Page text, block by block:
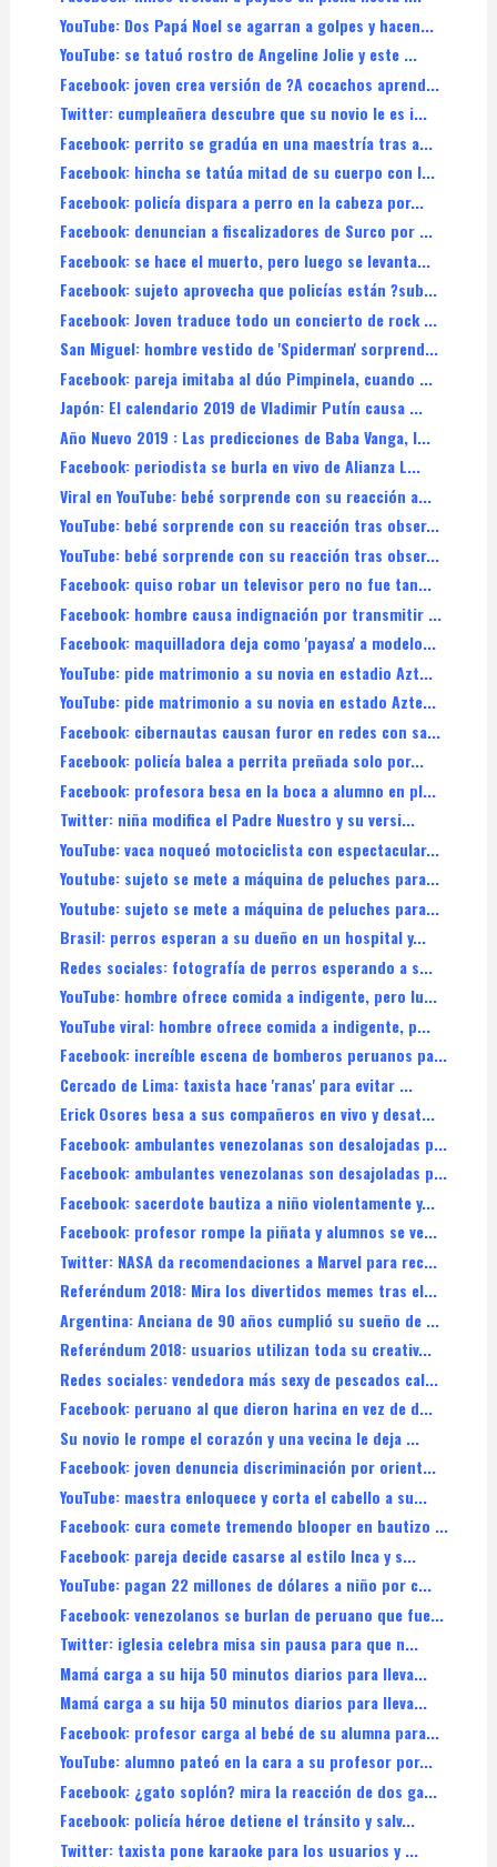
YouTube: Dos Papá Noel se agarran a golpes y hacen...
YouTube: se tatuó rostro de Angeline Jolie y este ...
Facebook: joven crea versión de ?A cocachos aprend...
Twitter: cumpleañera descubre que su novio le es i...
Facebook: perrito se gradúa en una maestría tras a...
Facebook: hincha se tatúa mitad de su cuerpo con l...
Facebook: policía dispara a perro en la cabeza por...
Facebook: denuncian a fiscalizadores de Surco por ...
Facebook: se hace el muerto, pero luego se levanta...
Facebook: sujeto aprovecha que policías están ?sub...
Facebook: Joven traduce todo un concierto de rock ...
San Miguel: hombre vestido de 'Spiderman' sorprend...
Facebook: pareja imitaba al dúo Pimpinela, cuando ...
Japón: El calendario 2019 de Vladimir Putín causa ...
Año Nuevo 2019 : Las predicciones de Baba Vanga, l...
Facebook: periodista se burla en vivo de Alianza L...
Viral en YouTube: bebé sorprende con su reacción a...
YouTube: bebé sorprende con su reacción tras obser...
YouTube: bebé sorprende con su reacción tras obser...
Facebook: quiso robar un televisor pero no fue tan...
Facebook: hombre causa indignación por transmitir ...
Facebook: maquilladora deja como 'payasa' a modelo...
YouTube: pide matrimonio a su novia en estadio Azt...
YouTube: pide matrimonio a su novia en estado Azte...
Facebook: cibernautas causan furor en redes con sa...
Facebook: policía balea a perrita preñada solo por...
Facebook: profesora besa en la boca a alumno en pl...
Twitter: niña modifica el Padre Nuestro y su versi...
YouTube: vaca noqueó motociclista con espectacular...
Youtube: sujeto se mete a máquina de peluches para...
Youtube: sujeto se mete a máquina de peluches para...
Brasil: perros esperan a su dueño en un hospital y...
Redes sociales: fotografía de perros esperando a s...
YouTube: hombre ofrece comida a indigente, pero lu...
YouTube viral: hombre ofrece comida a indigente, p...
Facebook: increíble escena de bomberos peruanos pa...
Cercado de Lima: taxista hace 'ranas' para evitar ...
Erick Osores besa a sus compañeros en vivo y desat...
Facebook: ambulantes venezolanas son desalojadas p...
Facebook: ambulantes venezolanas son desajoladas p...
Facebook: sacerdote bautiza a niño violentamente y...
Facebook: profesor rompe la piñata y alumnos se ve...
Twitter: NASA da recomendaciones a Marvel para rec...
Referéndum 2018: Mira los divertidos memes tras el...
Argentina: Anciana de 90 años cumplió su sueño de ...
Referéndum 2018: usuarios utilizan toda su creativ...
Redes sociales: vendedora más sexy de pescados cal...
Facebook: peruano al que dieron harina en vez de d...
Su novio le rompe el corazón y una vecina le deja ...
Facebook: joven denuncia discriminación por orient...
YouTube: maestra enloquece y corta el cabello a su...
Facebook: cura comete tremendo blooper en bautizo ...
Facebook: pareja decide casarse al estilo Inca y s...
YouTube: pagan 22 millones de dólares a niño por c...
Facebook: venezolanos se burlan de peruano que fue...
Twitter: iglesia celebra misa sin pausa para que n...
Mamá carga a su hija 50 minutos diarios para lleva...
Mamá carga a su hija 50 minutos diarios para lleva...
Facebook: profesor carga al bebé de su alumna para...
YouTube: alumno pateó en la cara a su profesor por...
Facebook: ¿gato soplón? mira la reacción de dos ga...
Facebook: policía héroe detiene el tránsito y salv...
Twitter: taxista pone karaoke para los usuarios y ...